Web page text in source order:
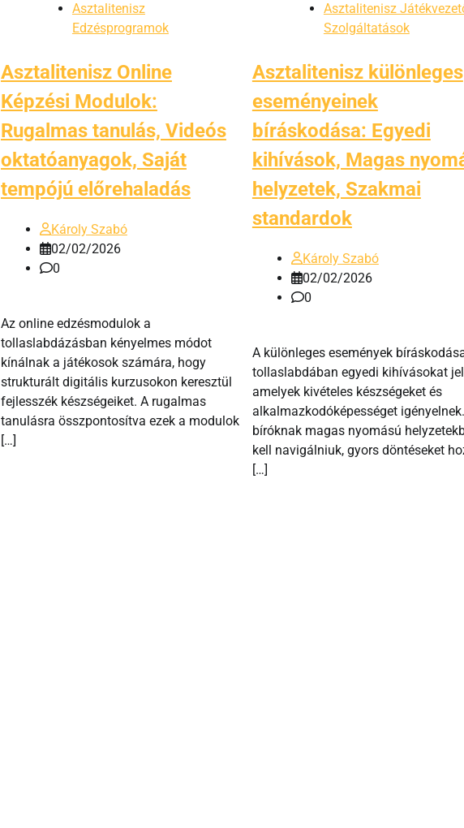
Asztalitenisz
Edzésprogramok
Asztalitenisz Online
Képzési Modulok:
Rugalmas tanulás, Videós
oktatóanyagok, Saját
tempójú előrehaladás
Károly Szabó
02/02/2026
0
Az online edzésmodulok a
tollaslabdázásban kényelmes módot
kínálnak a játékosok számára, hogy
strukturált digitális kurzusokon keresztül
fejlesszék készségeiket. A rugalmas
tanulásra összpontosítva ezek a modulok
[…]
Asztalitenisz
Szolgáltatások
Asztalitenisz különleges
eseményeinek
bíráskodása: Egyedi
kihívások, Magas
helyzetek, Szakmai
standardok
Károly Szabó
02/02/2026
0
A különleges események
tollaslabdában egyedi kihívásokat
amelyek kivételes készségeket és
alkalmazkodóképességet
bíróknak magas nyomású
kell navigálniuk, gyors döntéseket
[…]